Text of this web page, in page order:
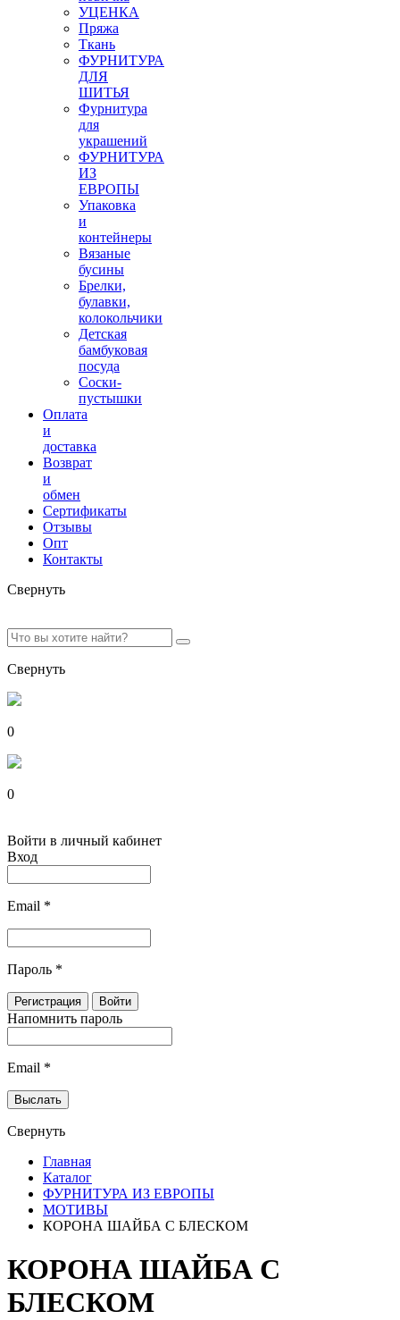
УЦЕНКА
Пряжа
Ткань
ФУРНИТУРА
ДЛЯ
ШИТЬЯ
Фурнитура
для
украшений
ФУРНИТУРА
ИЗ
ЕВРОПЫ
Упаковка
и
контейнеры
Вязаные
бусины
Брелки,
булавки,
колокольчики
Детская
бамбуковая
посуда
Соски-
пустышки
Оплата
и
доставка
Возврат
и
обмен
Сертификаты
Отзывы
Опт
Контакты
Свернуть
Свернуть
0
0
Войти в личный кабинет
Вход
Email *
Пароль *
Напомнить пароль
Email *
Свернуть
Главная
Каталог
ФУРНИТУРА ИЗ ЕВРОПЫ
МОТИВЫ
КОРОНА ШАЙБА С БЛЕСКОМ
КОРОНА ШАЙБА С
БЛЕСКОМ